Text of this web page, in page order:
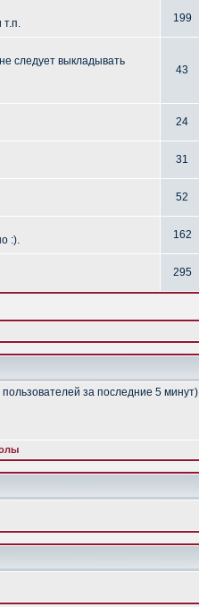
т.п. 199
следует выкладывать
43
24
31
52
:). 162
295
за последние 5 минут)